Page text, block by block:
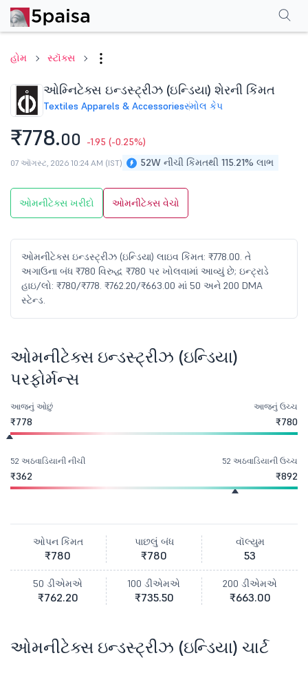
હોમ સ્ટૉક્સ
ઓમ્નિટેક્સ ઇન્ડસ્ટ્રીઝ (ઇન્ડિયા) શેરની કિંમત
Textiles Apparels & Accessoriesસ્મોલ કેપ
₹778.00 -1.95 (-0.25%)
52W નીચી કિંમતથી 115.21% લાભ
07 ઑગસ્ટ, 2026 10:24 AM (IST)
ઓમનીટેક્સ ખરીદો ઓમનીટેક્સ વેચો
ઓમનીટેક્સ ઇન્ડસ્ટ્રીઝ (ઇન્ડિયા) લાઇવ કિંમત: ₹778.00. તે
અગાઉના બંધ ₹780 વિરુદ્ધ ₹780 પર ખોલવામાં આવ્યું છે; ઇન્ટ્રાડે
હાઇ/લો: ₹780/₹778. ₹762.20/₹663.00 માં 50 અને 200 DMA
સ્ટેન્ડ.
પરફોર્મન્સફાઇનાન્શિયલ્સ વધુ
ઓમનીટેક્સ ઇન્ડસ્ટ્રીઝ (ઇન્ડિયા)
પરફોર્મન્સ
આજનું ઓછું
₹778
આજનું ઉચ્ચ
₹780
52 અઠવાડિયાની નીચી
₹362
52 અઠવાડિયાની ઉચ્ચ
₹892
ઓપન કિંમત
₹780
પાછલું બંધ
₹780
વૉલ્યુમ
53
50 ડીએમએ
₹762.20
100 ડીએમએ
₹735.50
200 ડીએમએ
₹663.00
ઓમનીટેક્સ ઇન્ડસ્ટ્રીઝ (ઇન્ડિયા) ચાર્ટ